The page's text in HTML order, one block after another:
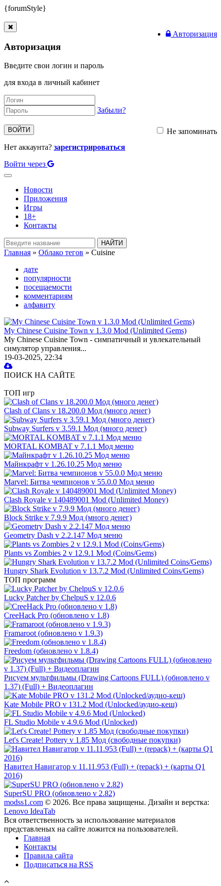
{forumStyle}
Авторизация
Авторизация
Введите свои логин и пароль
для входа в личный кабинет
Забыли?
ВОЙТИ
Не запоминать
Нет аккаунта? зарегистрироваться
Войти через
Toggle
navigationНовости
Приложения
Игры
18+
Контакты
Главная » Облако тегов » Cuisine
дате
популярности
посещаемости
комментариям
алфавиту
My Chinese Cuisine Town v 1.3.0 Mod (Unlimited Gems)
My Chinese Cuisine Town - симпатичный и увлекательный
симулятор управления...
19-03-2025, 22:34
ПОИСК НА САЙТЕ
ТОП игр
Clash of Clans v 18.200.0 Мод (много денег)
Subway Surfers v 3.59.1 Мод (много денег)
MORTAL KOMBAT v 7.1.1 Мод меню
Майнкрафт v 1.26.10.25 Мод меню
Marvel: Битва чемпионов v 55.0.0 Мод меню
Clash Royale v 140489001 Mod (Unlimited Money)
Block Strike v 7.9.9 Мод (много денег)
Geometry Dash v 2.2.147 Мод меню
Plants vs Zombies 2 v 12.9.1 Mod (Coins/Gems)
Hungry Shark Evolution v 13.7.2 Mod (Unlimited Coins/Gems)
ТОП программ
Lucky Patcher by ChelpuS v 12.0.6
CreeHack Pro (обновлено v 1.8)
Framaroot (обновлено v 1.9.3)
Freedom (обновлено v 1.8.4)
Рисуем мультфильмы (Drawing Cartoons FULL) (обновлено v
1.37) (Full) + Видеоплагин
Kate Mobile PRO v 131.2 Mod (Unlocked/аудио-кеш)
FL Studio Mobile v 4.9.6 Mod (Unlocked)
Let's Create! Pottery v 1.85 Мод (свободные покупки)
Навител Навигатор v 11.11.953 (Full) + (repack) + (карты Q1
2016)
SuperSU PRO (обновлено v 2.82)
modss1.com © 2026. Все права защищены. Дизайн и верстка:
Lenovo IdeaTab
Вся ответственность за использование материалов
представленых на сайте ложится на пользователей.
Главная
Контакты
Правила сайта
Подписаться на RSS